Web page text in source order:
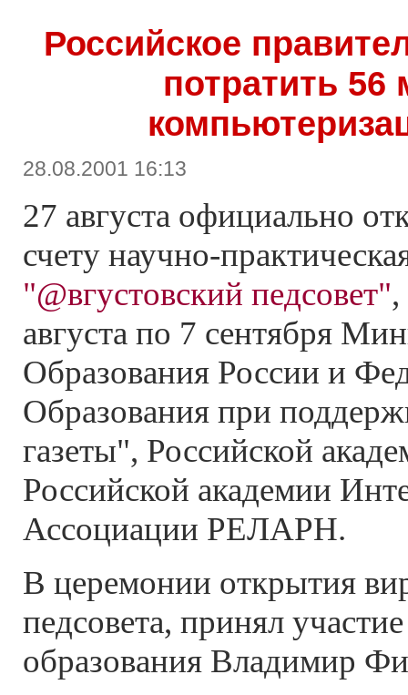
Российское
потратить 56
28.08.2001 16:13
27 августа официально
счету научно-
"@вгустовский педсовет"
августа по 7 сентября
Образования России и
Образования при
газеты", Российской
Российской академии
Ассоциации РЕЛАРН.
В церемонии открытия
педсовета, принял
образования Владимир